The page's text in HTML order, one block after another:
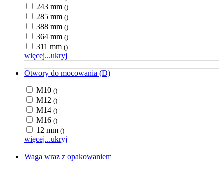
243 mm ()
285 mm ()
388 mm ()
364 mm ()
311 mm ()
więcej...ukryj
Otwory do mocowania (D)
M10 ()
M12 ()
M14 ()
M16 ()
12 mm ()
więcej...ukryj
Waga wraz z opakowaniem